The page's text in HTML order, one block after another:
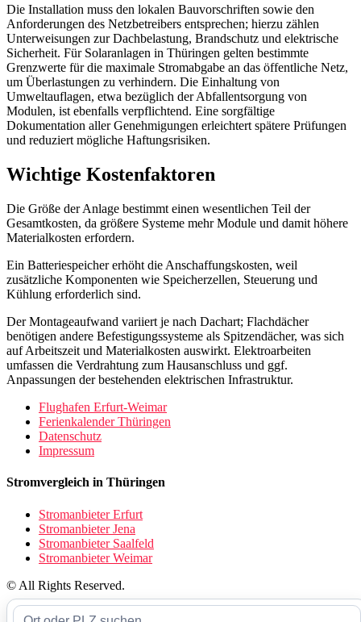
Die Installation muss den lokalen Bauvorschriften sowie den
Anforderungen des Netzbetreibers entsprechen; hierzu zählen
Unterweisungen zur Dachbelastung, Brandschutz und elektrische
Sicherheit. Für Solaranlagen in Thüringen gelten bestimmte
Grenzwerte für die maximale Stromabgabe an das öffentliche Netz,
um Überlastungen zu verhindern. Die Einhaltung von
Umweltauflagen, etwa bezüglich der Abfallentsorgung von
Modulen, ist ebenfalls verpflichtend. Eine sorgfältige
Dokumentation aller Genehmigungen erleichtert spätere Prüfungen
und reduziert mögliche Haftungsrisiken.
Wichtige Kostenfaktoren
Die Größe der Anlage bestimmt einen wesentlichen Teil der
Gesamtkosten, da größere Systeme mehr Module und damit höhere
Materialkosten erfordern.
Ein Batteriespeicher erhöht die Anschaffungskosten, weil
zusätzliche Komponenten wie Speicherzellen, Steuerung und
Kühlung erforderlich sind.
Der Montageaufwand variiert je nach Dachart; Flachdächer
benötigen andere Befestigungssysteme als Spitzendächer, was sich
auf Arbeitszeit und Materialkosten auswirkt. Elektroarbeiten
umfassen die Verdrahtung zum Hausanschluss und ggf.
Anpassungen der bestehenden elektrischen Infrastruktur.
Flughafen Erfurt-Weimar
Ferienkalender Thüringen
Datenschutz
Impressum
Stromvergleich in Thüringen
Stromanbieter Erfurt
Stromanbieter Jena
Stromanbieter Saalfeld
Stromanbieter Weimar
© All Rights Reserved.